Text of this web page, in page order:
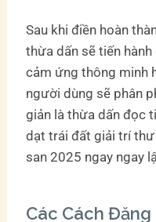
Sau khi điền hoàn
thừa dấn sẽ tiến
cảm ứng thông minh
người dùng sẽ phân
giản là thừa dấn đọc
dạt trái đất giải trí
san 2025 ngay ngay
Các Cách Đăng